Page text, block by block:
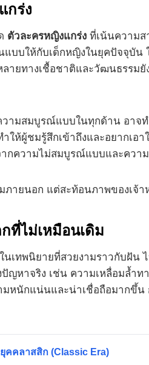
กร่ง
ตัวละครหญิงแกร่ง ที่เน้นความส
บบให้กับเด็กหญิงในยุคปัจจุบัน
ายทางเชื้อชาติและวัฒนธรรม
วามสมบูรณ์แบบในทุกด้าน อาจ
ห้ผู้ชมรู้สึกเข้าถึงและอยากเ
กความไม่สมบูรณ์แบบและควา
ภายนอก แต่สะท้อนภาพของเ
ที่ไม่เหมือนเดิม
เทพนิยายที่สวยงามราวกับฝั
ญหาจริง เช่น ความเหลื่อมล้ำ
มหนักแน่นและน่าเชื่อถือมากขึ้
คคลาสสิก (Classic Era)